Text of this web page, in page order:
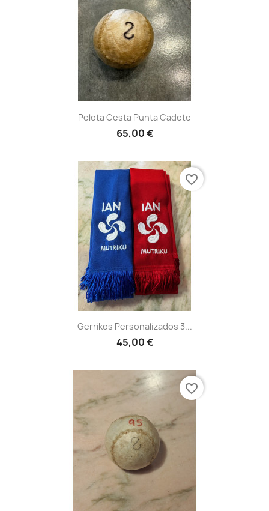
Pelota Cesta Punta Cadete
65,00 €
Gerrikos Personalizados 3...
45,00 €
favorite_border
favorite_border